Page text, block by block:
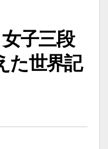
子三段
世界記